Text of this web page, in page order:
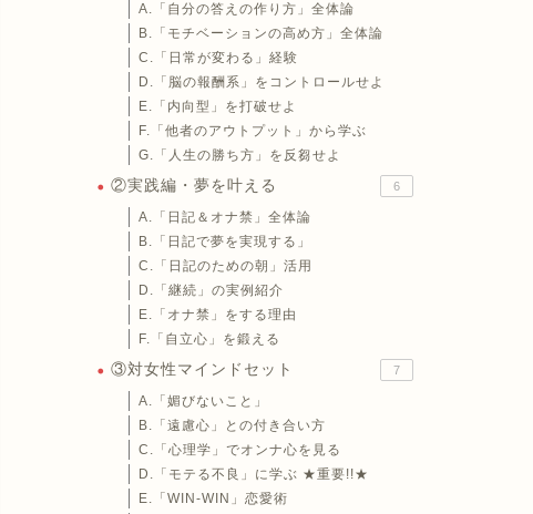
A.「自分の答えの作り方」全体論
B.「モチベーションの高め方」全体論
C.「日常が変わる」経験
D.「脳の報酬系」をコントロールせよ
E.「内向型」を打破せよ
F.「他者のアウトプット」から学ぶ
G.「人生の勝ち方」を反芻せよ
②実践編・夢を叶える 6
A.「日記＆オナ禁」全体論
B.「日記で夢を実現する」
C.「日記のための朝」活用
D.「継続」の実例紹介
E.「オナ禁」をする理由
F.「自立心」を鍛える
③対女性マインドセット 7
A.「媚びないこと」
B.「遠慮心」との付き合い方
C.「心理学」でオンナ心を見る
D.「モテる不良」に学ぶ ★重要!!★
E.「WIN-WIN」恋愛術